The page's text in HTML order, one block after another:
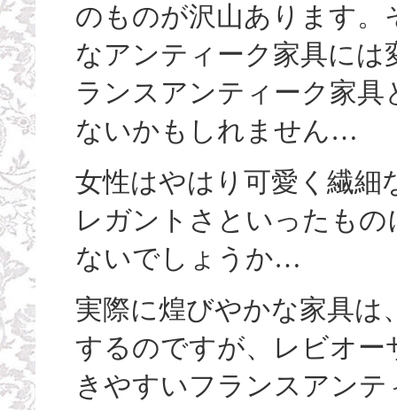
のものが沢山あります
なアンティーク家具に
ランスアンティーク家
ないかもしれません…
女性はやはり可愛く繊細
レガントさといったも
ないでしょうか…
実際に煌びやかな家具
するのですが、レビオ
きやすいフランスアン